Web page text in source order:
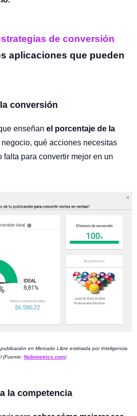
de conversión
aplicaciones que pueden
conversión
enseñan el porcentaje de la
qué acciones necesitas
falta para convertir mejor en un
en Mercado Libre estimada por Inteligencia
(Fuente: Nubimetrics.com)
la competencia